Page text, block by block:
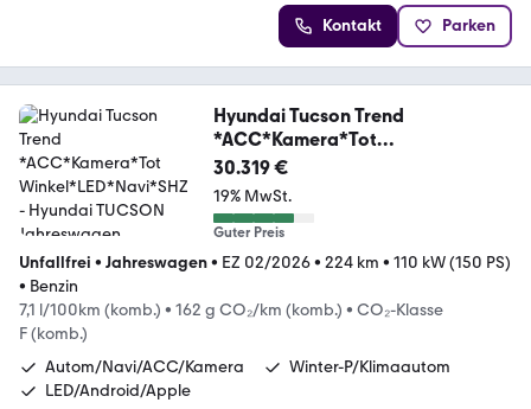
Kontakt Parken
Hyundai Tucson Trend
*ACC*Kamera*Tot
Winkel*LED*Navi*SHZ
30.319 €
19% MwSt.
Guter Preis
Unfallfrei • Jahreswagen• EZ 02/2026• 224 km • 110 kW (150 PS)
• Benzin
7,1 l/100km (komb.) • 162 g CO₂/km (komb.) • CO₂-Klasse
F (komb.)
Autom/Navi/ACC/Kamera
Winter-P/Klimaautom
LED/Android/Apple